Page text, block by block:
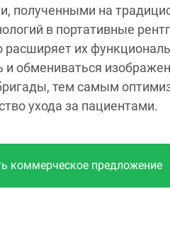
полученными на
в портативные
расширяет их
и обмениваться
тем самым
ухода за пациентами.
коммерческое предложение